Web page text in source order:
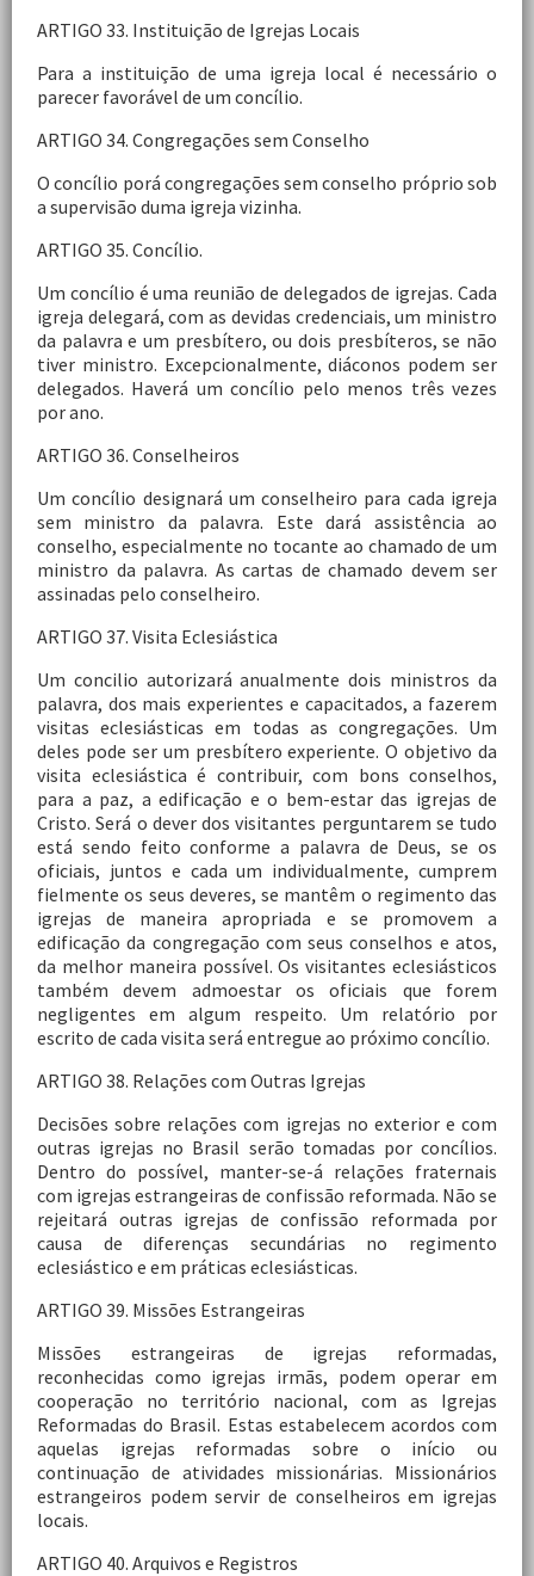
ARTIGO 33. Instituição de Igrejas Locais
Para a instituição de uma igreja local é necessário o
parecer favorável de um concílio.
ARTIGO 34. Congregações sem Conselho
O concílio porá congregações sem conselho próprio sob
a supervisão duma igreja vizinha.
ARTIGO 35. Concílio.
Um concílio é uma reunião de delegados de igrejas. Cada
igreja delegará, com as devidas credenciais, um ministro
da palavra e um presbítero, ou dois presbíteros, se não
tiver ministro. Excepcionalmente, diáconos podem ser
delegados. Haverá um concílio pelo menos três vezes
por ano.
ARTIGO 36. Conselheiros
Um concílio designará um conselheiro para cada igreja
sem ministro da palavra. Este dará assistência ao
conselho, especialmente no tocante ao chamado de um
ministro da palavra. As cartas de chamado devem ser
assinadas pelo conselheiro.
ARTIGO 37. Visita Eclesiástica
Um concilio autorizará anualmente dois ministros da
palavra, dos mais experientes e capacitados, a fazerem
visitas eclesiásticas em todas as congregações. Um
deles pode ser um presbítero experiente. O objetivo da
visita eclesiástica é contribuir, com bons conselhos,
para a paz, a edificação e o bem-estar das igrejas de
Cristo. Será o dever dos visitantes perguntarem se tudo
está sendo feito conforme a palavra de Deus, se os
oficiais, juntos e cada um individualmente, cumprem
fielmente os seus deveres, se mantêm o regimento das
igrejas de maneira apropriada e se promovem a
edificação da congregação com seus conselhos e atos,
da melhor maneira possível. Os visitantes eclesiásticos
também devem admoestar os oficiais que forem
negligentes em algum respeito. Um relatório por
escrito de cada visita será entregue ao próximo concílio.
ARTIGO 38. Relações com Outras Igrejas
Decisões sobre relações com igrejas no exterior e com
outras igrejas no Brasil serão tomadas por concílios.
Dentro do possível, manter-se-á relações fraternais
com igrejas estrangeiras de confissão reformada. Não se
rejeitará outras igrejas de confissão reformada por
causa de diferenças secundárias no regimento
eclesiástico e em práticas eclesiásticas.
ARTIGO 39. Missões Estrangeiras
Missões estrangeiras de igrejas reformadas,
reconhecidas como igrejas irmãs, podem operar em
cooperação no território nacional, com as Igrejas
Reformadas do Brasil. Estas estabelecem acordos com
aquelas igrejas reformadas sobre o início ou
continuação de atividades missionárias. Missionários
estrangeiros podem servir de conselheiros em igrejas
locais.
ARTIGO 40. Arquivos e Registros